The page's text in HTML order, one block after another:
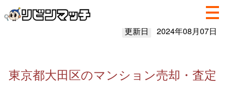
更新日 2024年08月07日
東京都大田区のマンション売却・査定